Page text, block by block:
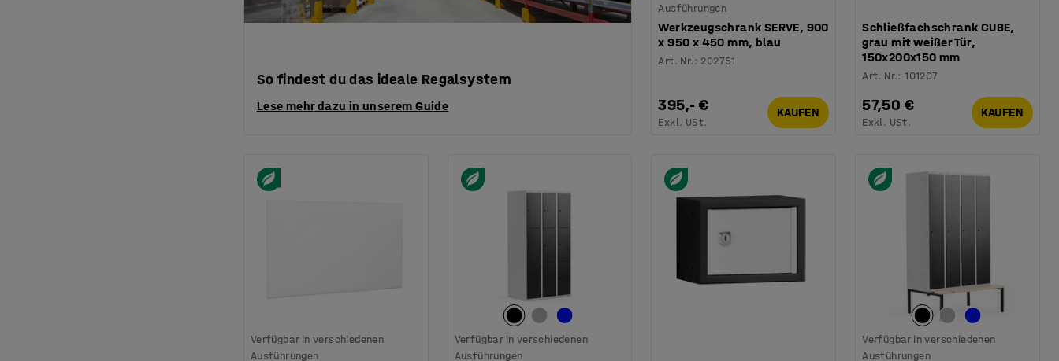
So findest du das ideale Regalsystem
Lese mehr dazu in unserem Guide
Ausführungen
Werkzeugschrank SERVE, 900
x 950 x 450 mm, blau
Art. Nr. : 202751
395,- €
Exkl. USt.
KAUFEN
Schließfachschrank CUBE,
grau mit weißer Tür,
150x200x150 mm
Art. Nr.:101207
57,50 €
Exkl. USt.
KAUFEN
Verfügbar in verschiedenen
Ausführungen
Verfügbar in verschiedenen
Ausführungen
Verfügbar in verschiedenen
Ausführungen